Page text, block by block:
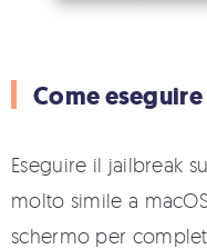
Come
Eseguire il jailbreak
molto simile a
schermo per